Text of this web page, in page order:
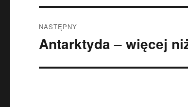
NASTĘPNY
Następny
Antarktyda – więcej